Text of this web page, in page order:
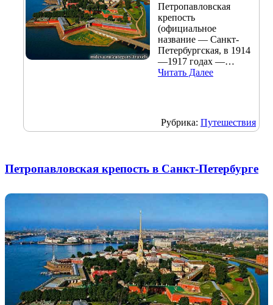
Петропавловская
крепость
(официальное
название — Санкт-
Петербургская, в 1914
—1917 годах —…
Читать Далее
Рубрика: Путешествия
Петропавловская крепость в Санкт-Петербурге